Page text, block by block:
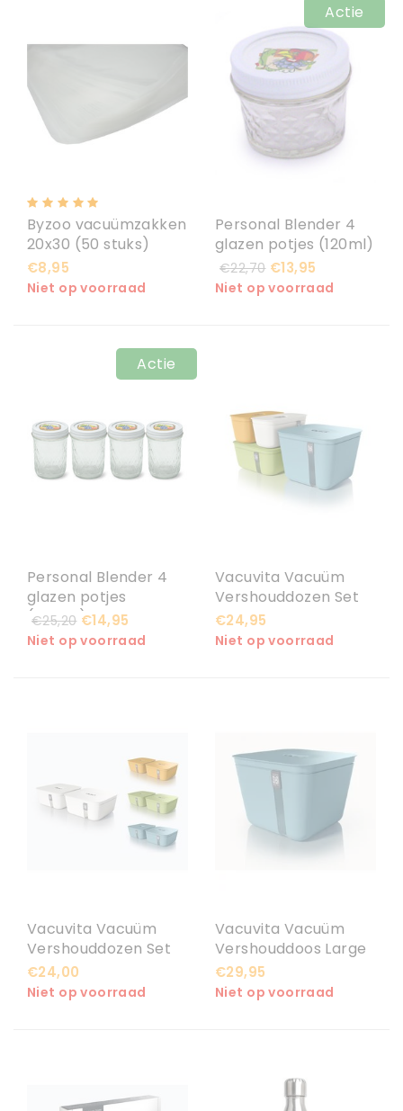
Byzoo vacuümzakken
20x30 (50 stuks)
€8,95
Niet op voorraad
Actie
Personal Blender 4
glazen potjes (120ml)
€22,70 €13,95
Niet op voorraad
Actie
Personal Blender 4
glazen potjes
(230ml)
€25,20 €14,95
Niet op voorraad
Vacuvita Vacuüm
Vershouddozen Set
Small
€24,95
Niet op voorraad
Vacuvita Vacuüm
Vershouddozen Set
Medium
€24,00
Niet op voorraad
Vacuvita Vacuüm
Vershouddoos Large
€29,95
Niet op voorraad